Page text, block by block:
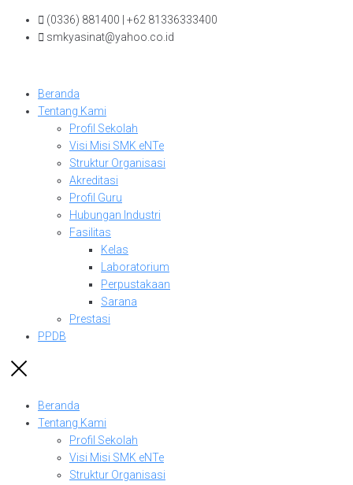
Skip
(0336) 881400 | +62 81336333400
smkyasinat@yahoo.co.id
Beranda
Tentang Kami
Profil Sekolah
Visi Misi SMK eNTe
Struktur Organisasi
Akreditasi
Profil Guru
Hubungan Industri
Fasilitas
Kelas
Laboratorium
Perpustakaan
Sarana
Prestasi
PPDB
Beranda
Tentang Kami
Profil Sekolah
Visi Misi SMK eNTe
Struktur Organisasi